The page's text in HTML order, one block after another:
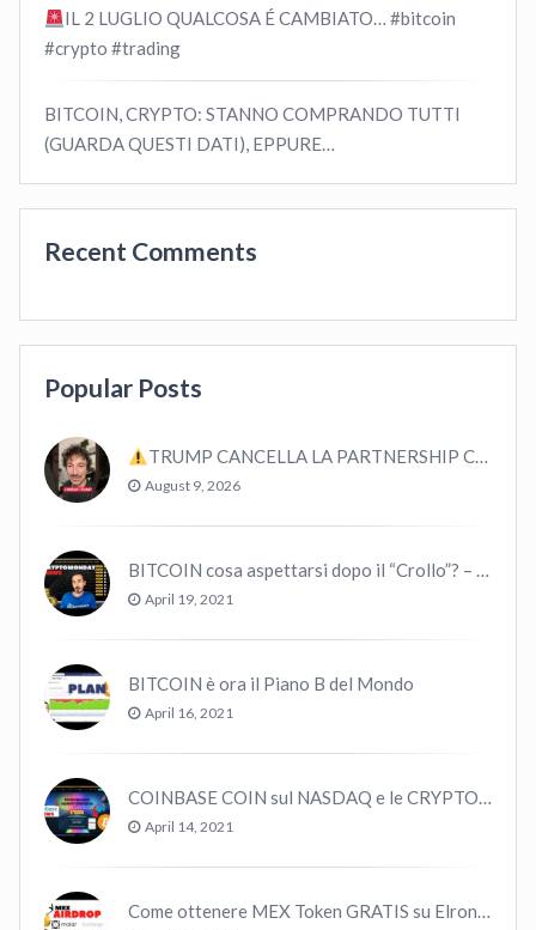
IL 2 LUGLIO QUALCOSA É CAMBIATO… #bitcoin
#crypto #trading
BITCOIN, CRYPTO: STANNO COMPRANDO TUTTI
(GUARDA QUESTI DATI), EPPURE…
Recent Comments
Popular Posts
TRUMP CANCELLA LA PARTNERSHIP CON CRYPTO.COM E CRO #bitcoin #crypto #trading
August 9, 2026
BITCOIN cosa aspettarsi dopo il “Crollo”? – CryptoMonday NEWS w16/’21
April 19, 2021
BITCOIN è ora il Piano B del Mondo
April 16, 2021
COINBASE COIN sul NASDAQ e le CRYPTO volano!
April 14, 2021
Come ottenere MEX Token GRATIS su Elrond ?